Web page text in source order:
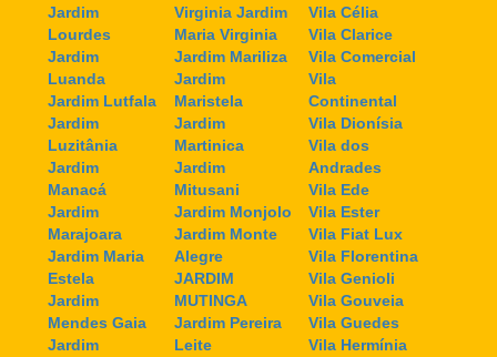
Jardim
Lourdes
Jardim
Luanda
Jardim Lutfala
Jardim
Luzitânia
Jardim
Manacá
Jardim
Marajoara
Jardim Maria
Estela
Jardim
Mendes Gaia
Jardim
Virginia Jardim
Maria Virginia
Jardim Mariliza
Jardim
Maristela
Jardim
Martinica
Jardim
Mitusani
Jardim Monjolo
Jardim Monte
Alegre
JARDIM
MUTINGA
Jardim Pereira
Leite
Vila Célia
Vila Clarice
Vila Comercial
Vila
Continental
Vila Dionísia
Vila dos
Andrades
Vila Ede
Vila Ester
Vila Fiat Lux
Vila Florentina
Vila Genioli
Vila Gouveia
Vila Guedes
Vila Hermínia